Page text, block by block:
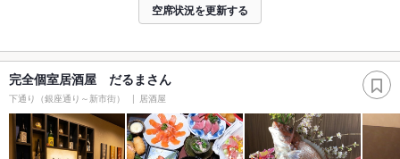
空席状況を更新する
完全個室居酒屋 だるまさん
下通り（銀座通り～新市街） 居酒屋